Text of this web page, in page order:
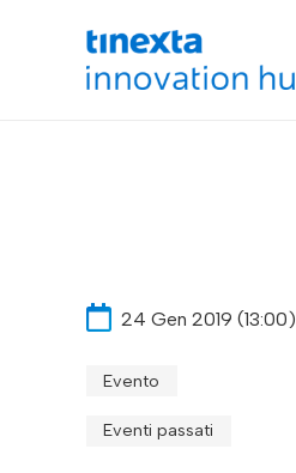
24 Gen 2019 (13:00)
Evento
Eventi passati